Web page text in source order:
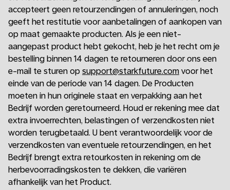
accepteert geen retourzendingen of annuleringen, noch
geeft het restitutie voor aanbetalingen of aankopen van
op maat gemaakte producten. Als je een niet-
aangepast product hebt gekocht, heb je het recht om je
bestelling binnen 14 dagen te retourneren door ons een
e-mail te sturen op support@starkfuture.com voor het
einde van de periode van 14 dagen. De Producten
moeten in hun originele staat en verpakking aan het
Bedrijf worden geretourneerd. Houd er rekening mee dat
extra invoerrechten, belastingen of verzendkosten niet
worden terugbetaald. U bent verantwoordelijk voor de
verzendkosten van eventuele retourzendingen, en het
Bedrijf brengt extra retourkosten in rekening om de
herbevoorradingskosten te dekken, die variëren
afhankelijk van het Product.